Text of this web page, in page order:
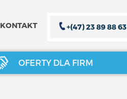
KONTAKT +(47) 23 89 88 63
OFERTY DLA FIRM